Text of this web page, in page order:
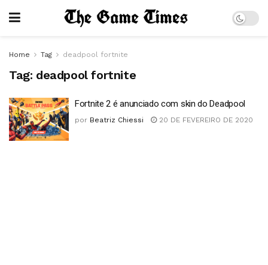
Home Tag deadpool fortnite
Tag: deadpool fortnite
Fortnite 2 é anunciado com skin do Deadpool
por Beatriz Chiessi 20 DE FEVEREIRO DE 2020